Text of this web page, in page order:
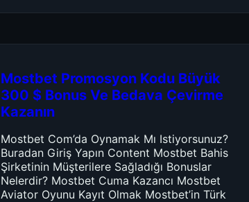
Mostbet Promosyon Kodu Büyük
300 $ Bonus Ve Bedava Çevirme
Kazanın
Mostbet Com’da Oynamak Mı Istiyorsunuz?
Buradan Giriş Yapın Content Mostbet Bahis
Şirketinin Müşterilere Sağladığı Bonuslar
Nelerdir? Mostbet Cuma Kazancı Mostbet
Aviator Oyunu Kayıt Olmak Mostbet’in Türk